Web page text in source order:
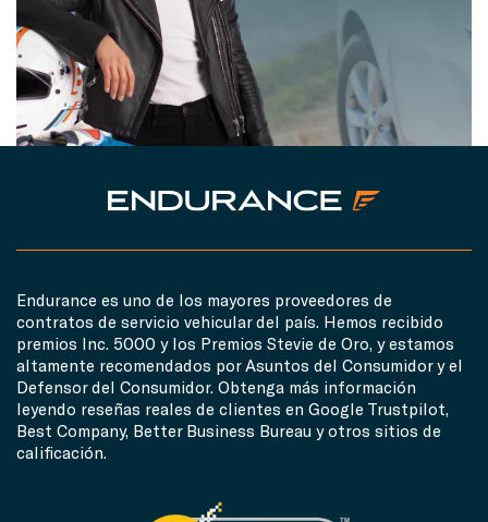
Endurance es uno de los mayores proveedores de
contratos de servicio vehicular del país. Hemos recibido
premios Inc. 5000 y los Premios Stevie de Oro, y estamos
altamente recomendados por Asuntos del Consumidor y el
Defensor del Consumidor. Obtenga más información
leyendo reseñas reales de clientes en Google Trustpilot,
Best Company, Better Business Bureau y otros sitios de
calificación.